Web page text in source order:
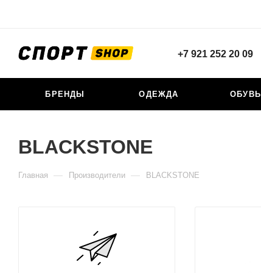
+7 921 252 20 09
БРЕНДЫ ОДЕЖДА ОБУВЬ
BLACKSTONE
Главная — Производители — BLACKSTONE